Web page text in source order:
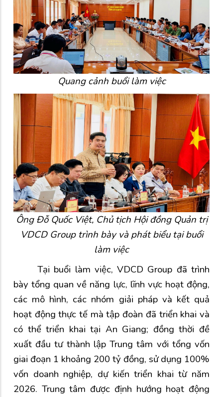
Quang cảnh buổi làm việc
Ông Đỗ Quốc Việt, Chủ tịch Hội đồng Quản trị
VDCD Group trình bày và phát biểu tại buổi
làm việc
Tại buổi làm việc, VDCD Group đã trình
bày tổng quan về năng lực, lĩnh vực hoạt động,
các mô hình, các nhóm giải pháp và kết quả
hoạt động thực tế mà tập đoàn đã triển khai và
có thể triển khai tại An Giang; đồng thời đề
xuất đầu tư thành lập Trung tâm với tổng vốn
giai đoạn 1 khoảng 200 tỷ đồng, sử dụng 100%
vốn doanh nghiệp, dự kiến triển khai từ năm
2026. Trung tâm được định hướng hoạt động